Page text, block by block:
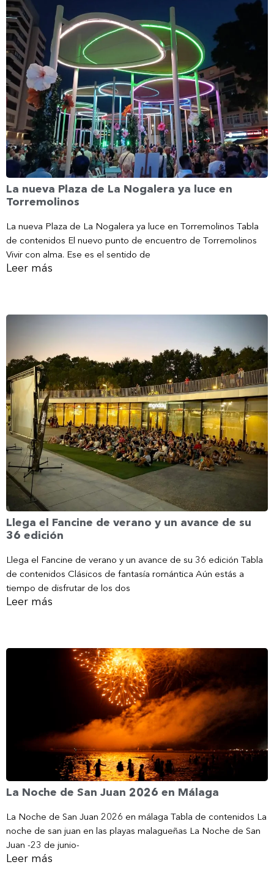
La nueva Plaza de La Nogalera ya luce en
Torremolinos
La nueva Plaza de La Nogalera ya luce en Torremolinos Tabla
de contenidos El nuevo punto de encuentro de Torremolinos
Vivir con alma. Ese es el sentido de
Leer más
Llega el Fancine de verano y un avance de su
36 edición
Llega el Fancine de verano y un avance de su 36 edición Tabla
de contenidos Clásicos de fantasía romántica Aún estás a
tiempo de disfrutar de los dos
Leer más
La Noche de San Juan 2026 en Málaga
La Noche de San Juan 2026 en málaga Tabla de contenidos La
noche de san juan en las playas malagueñas La Noche de San
Juan -23 de junio-
Leer más